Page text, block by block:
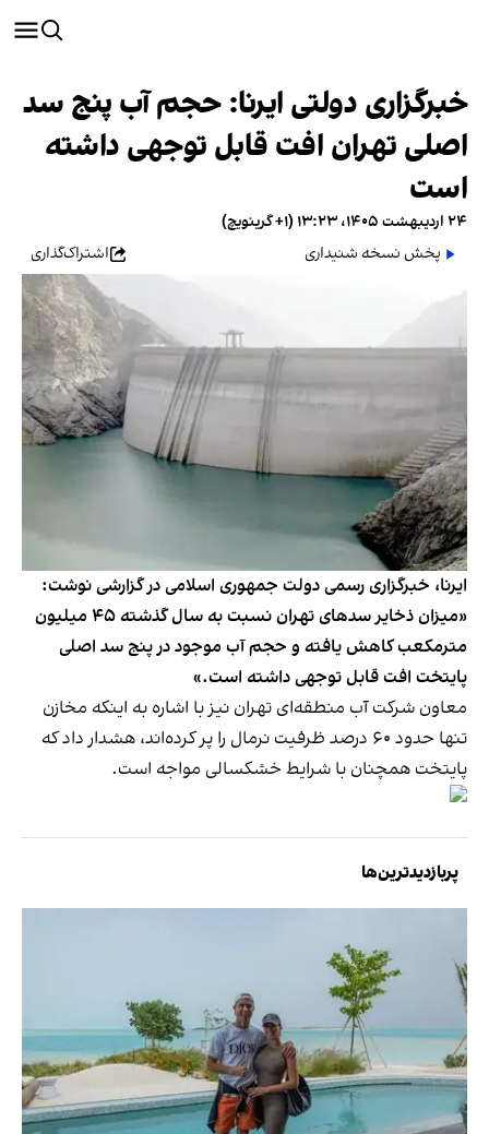
خبرگزاری دولتی ایرنا: حجم آب پنج سد
اصلی تهران افت قابل توجهی داشته
است
۲۴ اردیبهشت ۱۴۰۵، ۱۳:۲۳ (‎+۱ گرینویچ)
پخش نسخه شنیداری
اشتراک‌گذاری
ایرنا، خبرگزاری رسمی دولت جمهوری اسلامی در گزارشی نوشت:
«میزان ذخایر سدهای تهران نسبت به سال گذشته ۴۵ میلیون
مترمکعب کاهش یافته و حجم آب موجود در پنج سد اصلی
پایتخت افت قابل توجهی داشته است.»
معاون شرکت آب منطقه‌ای تهران نیز با اشاره به اینکه مخازن
تنها حدود ۶۰ درصد ظرفیت نرمال را پر کرده‌اند، هشدار داد که
پایتخت همچنان با شرایط خشکسالی مواجه است.
پربازدیدترین‌ها